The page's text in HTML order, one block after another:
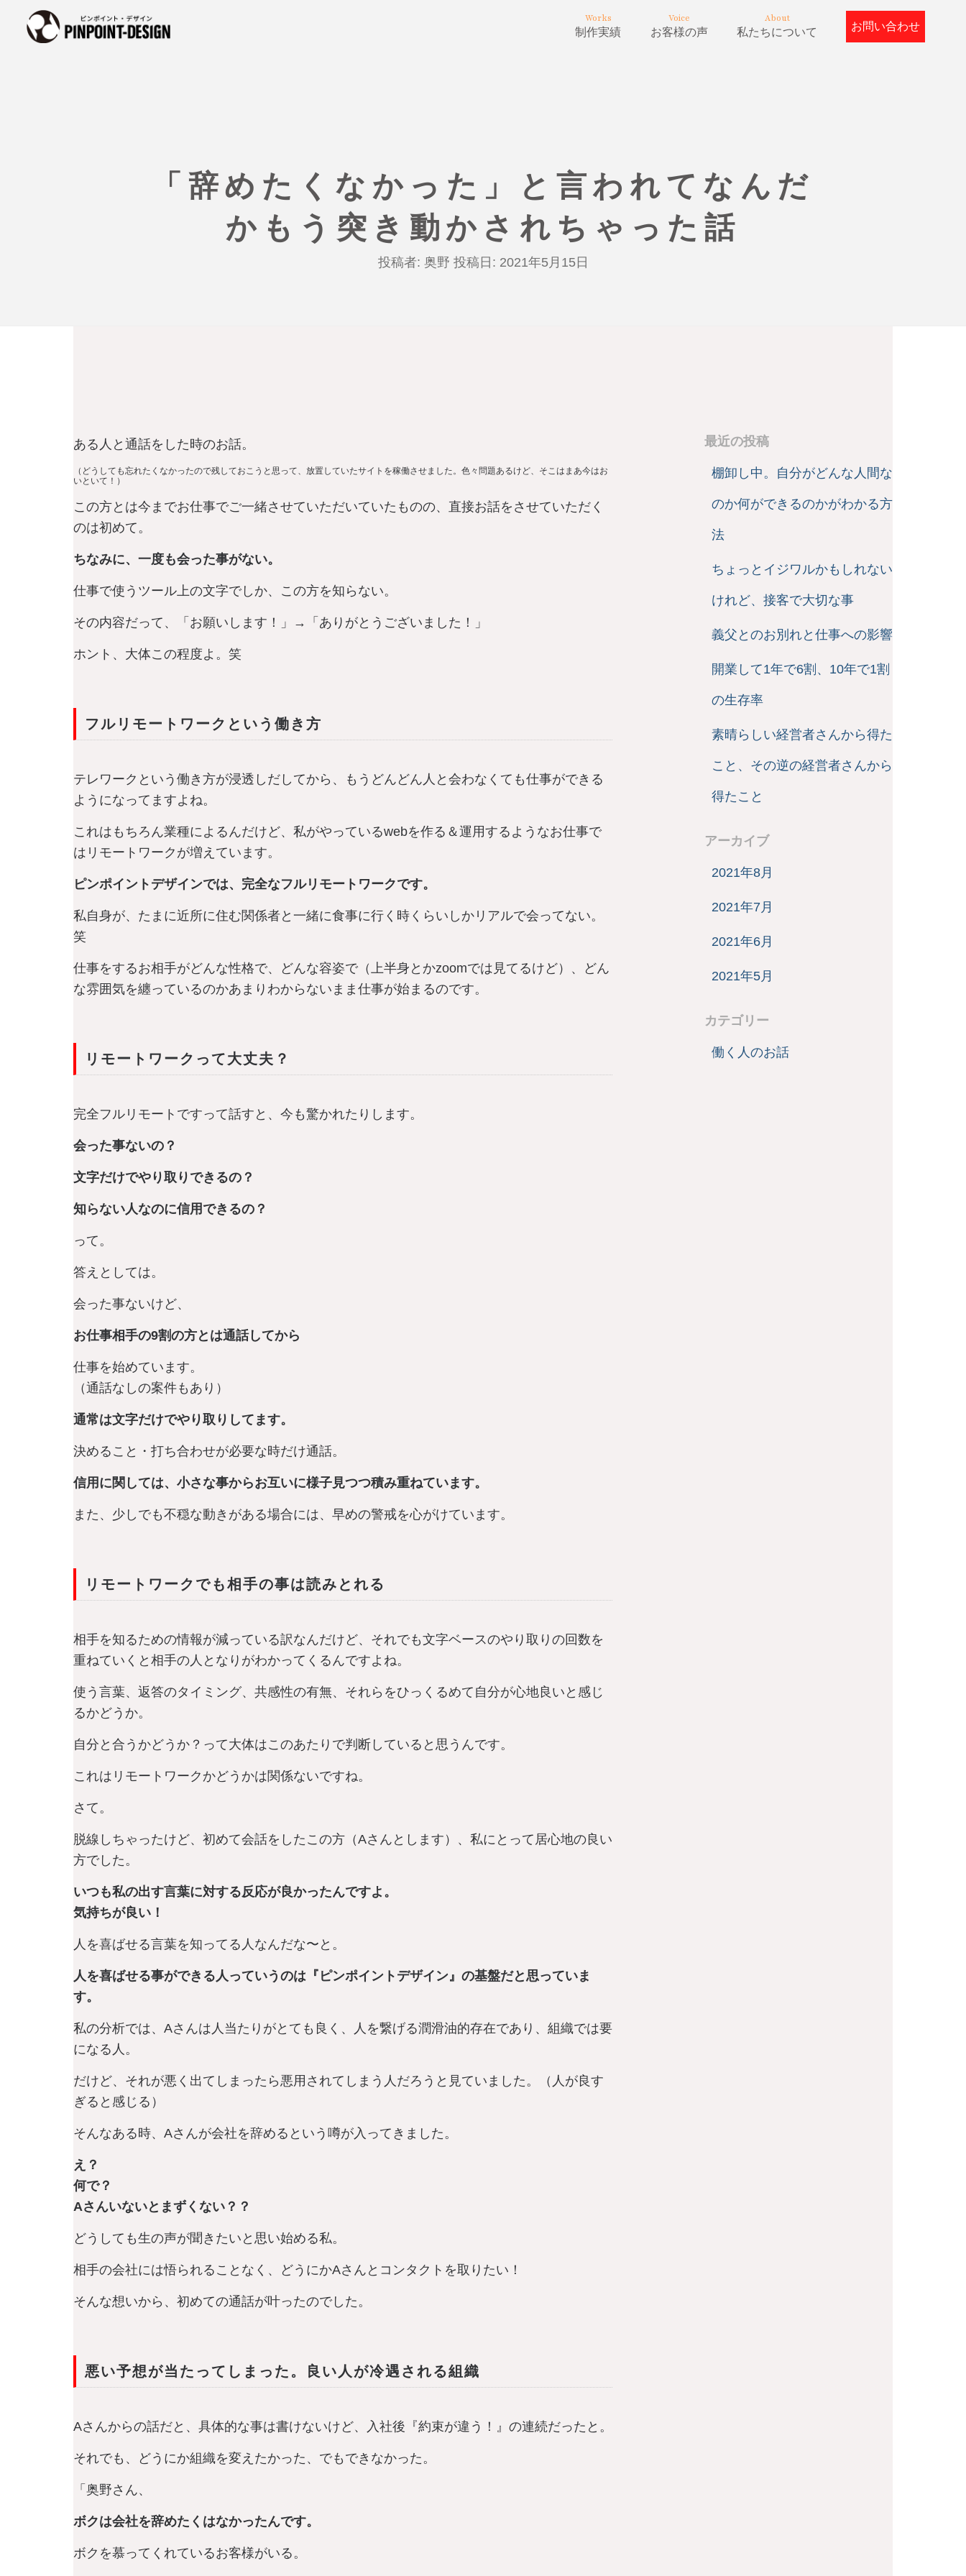
Works
制作実績
Voice
お客様の声
About
私たちについて お問い合わせ
「辞めたくなかった」と言われてなんだ
かもう突き動かされちゃった話
投稿者: 奥野 投稿日: 2021年5月15日
ある人と通話をした時のお話。
（どうしても忘れたくなかったので残しておこうと思って、放置していたサイトを稼働させました。色々問題あるけど、そこはまあ今はお
いといて！）
この方とは今までお仕事でご一緒させていただいていたものの、直接お話をさせていただく
のは初めて。
ちなみに、一度も会った事がない。
仕事で使うツール上の文字でしか、この方を知らない。
その内容だって、「お願いします！」→「ありがとうございました！」
ホント、大体この程度よ。笑
フルリモートワークという働き方
テレワークという働き方が浸透しだしてから、もうどんどん人と会わなくても仕事ができる
ようになってますよね。
これはもちろん業種によるんだけど、私がやっているwebを作る＆運用するようなお仕事で
はリモートワークが増えています。
ピンポイントデザインでは、完全なフルリモートワークです。
私自身が、たまに近所に住む関係者と一緒に食事に行く時くらいしかリアルで会ってない。
笑
仕事をするお相手がどんな性格で、どんな容姿で（上半身とかzoomでは見てるけど）、どん
な雰囲気を纏っているのかあまりわからないまま仕事が始まるのです。
リモートワークって大丈夫？
完全フルリモートですって話すと、今も驚かれたりします。
会った事ないの？
文字だけでやり取りできるの？
知らない人なのに信用できるの？
って。
答えとしては。
会った事ないけど、
お仕事相手の9割の方とは通話してから
仕事を始めています。
（通話なしの案件もあり）
通常は文字だけでやり取りしてます。
決めること・打ち合わせが必要な時だけ通話。
信用に関しては、小さな事からお互いに様子見つつ積み重ねています。
また、少しでも不穏な動きがある場合には、早めの警戒を心がけています。
リモートワークでも相手の事は読みとれる
相手を知るための情報が減っている訳なんだけど、それでも文字ベースのやり取りの回数を
重ねていくと相手の人となりがわかってくるんですよね。
使う言葉、返答のタイミング、共感性の有無、それらをひっくるめて自分が心地良いと感じ
るかどうか。
自分と合うかどうか？って大体はこのあたりで判断していると思うんです。
これはリモートワークかどうかは関係ないですね。
さて。
脱線しちゃったけど、初めて会話をしたこの方（Aさんとします）、私にとって居心地の良い
方でした。
いつも私の出す言葉に対する反応が良かったんですよ。
気持ちが良い！
人を喜ばせる言葉を知ってる人なんだな〜と。
人を喜ばせる事ができる人っていうのは『ピンポイントデザイン』の基盤だと思っていま
す。
私の分析では、Aさんは人当たりがとても良く、人を繋げる潤滑油的存在であり、組織では要
になる人。
だけど、それが悪く出てしまったら悪用されてしまう人だろうと見ていました。（人が良す
ぎると感じる）
そんなある時、Aさんが会社を辞めるという噂が入ってきました。
え？
何で？
Aさんいないとまずくない？？
どうしても生の声が聞きたいと思い始める私。
相手の会社には悟られることなく、どうにかAさんとコンタクトを取りたい！
そんな想いから、初めての通話が叶ったのでした。
悪い予想が当たってしまった。良い人が冷遇される組織
Aさんからの話だと、具体的な事は書けないけど、入社後『約束が違う！』の連続だったと。
それでも、どうにか組織を変えたかった、でもできなかった。
「奥野さん、
ボクは会社を辞めたくはなかったんです。
ボクを慕ってくれているお客様がいる。
最近の投稿
棚卸し中。自分がどんな人間な
のか何ができるのかがわかる方
法
ちょっとイジワルかもしれない
けれど、接客で大切な事
義父とのお別れと仕事への影響
開業して1年で6割、10年で1割
の生存率
素晴らしい経営者さんから得た
こと、その逆の経営者さんから
得たこと
アーカイブ
2021年8月
2021年7月
2021年6月
2021年5月
カテゴリー
働く人のお話